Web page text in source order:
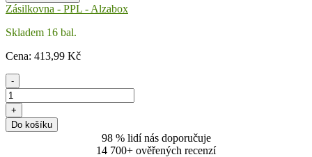
Zásilkovna - PPL - Alzabox
Skladem 16 bal.
Cena: 413,99 Kč
-
+
Do košíku
98 % lidí nás doporučuje
14 700+ ověřených recenzí